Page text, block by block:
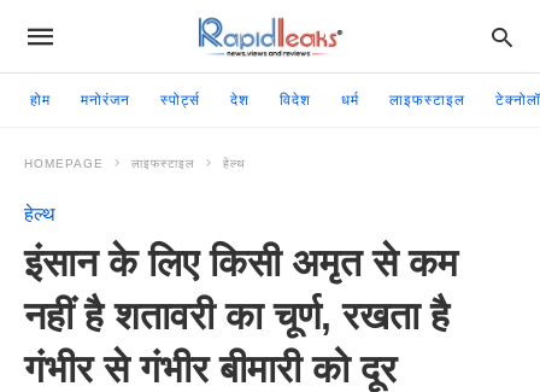
होम मनोरंजन स्पोर्ट्स देश विदेश धर्म लाइफस्टाइल
HOMEPAGE लाइफस्टाइल हेल्थ
हेल्थ
इंसान के लिए किसी अमृत से कम
नहीं है शतावरी का चूर्ण, रखता है
गंभीर से गंभीर बीमारी को दूर